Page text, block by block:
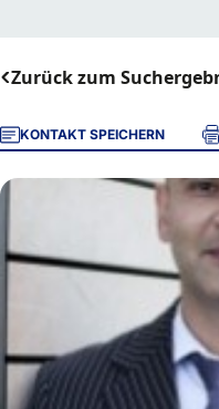
Zurück zum
KONTAKT SPEICHERN